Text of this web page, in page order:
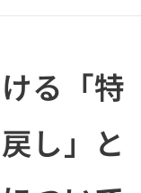
る「特
し」と